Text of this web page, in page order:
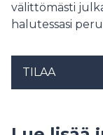
välittömästi
halutessasi
TILAA